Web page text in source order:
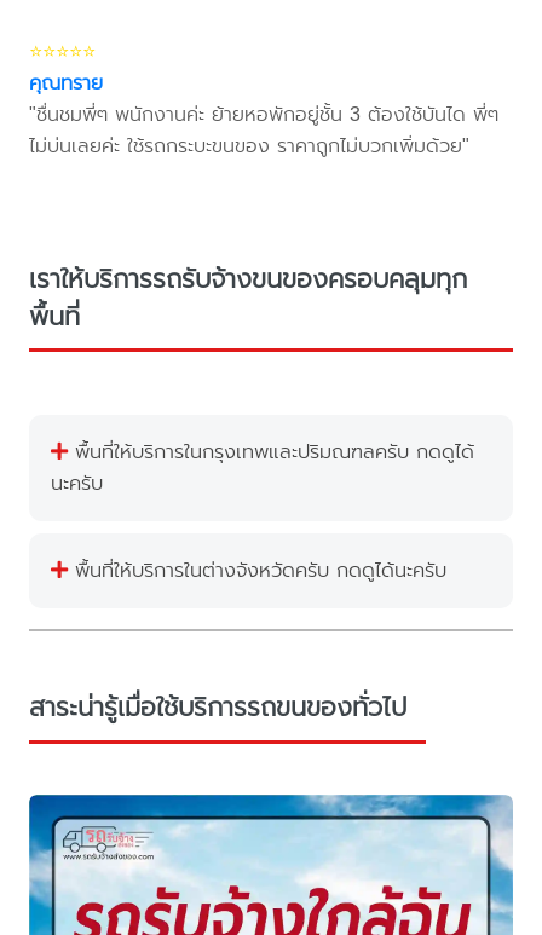
⭐⭐⭐⭐⭐
คุณทราย
"ชื่นชมพี่ๆ พนักงานค่ะ ย้ายหอพักอยู่ชั้น 3 ต้องใช้บันได พี่ๆ
ไม่บ่นเลยค่ะ ใช้รถกระบะขนของ ราคาถูกไม่บวกเพิ่มด้วย"
เราให้บริการรถรับจ้างขนของครอบคลุมทุก
พื้นที่
พื้นที่ให้บริการในกรุงเทพและปริมณฑลครับ กดดูได้
นะครับ
พื้นที่ให้บริการในต่างจังหวัดครับ กดดูได้นะครับ
สาระน่ารู้เมื่อใช้บริการรถขนของทั่วไป